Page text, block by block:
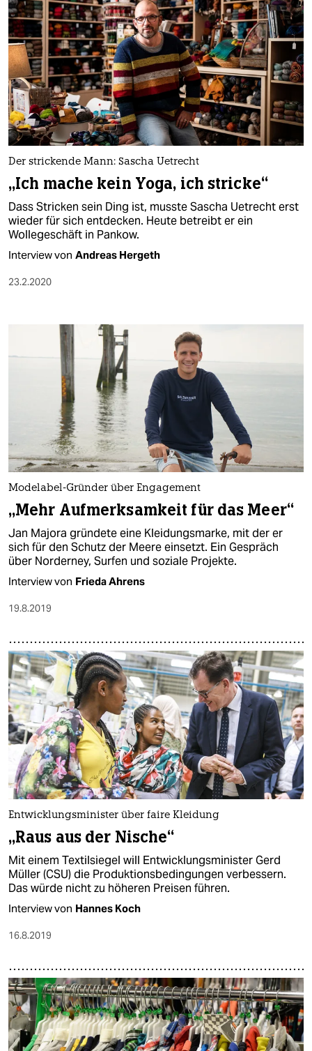
Der strickende Mann: Sascha Uetrecht
„Ich mache kein Yoga, ich stricke“
Dass Stricken sein Ding ist, musste Sascha Uetrecht erst
wieder für sich entdecken. Heute betreibt er ein
Wollegeschäft in Pankow.
Interview von Andreas Hergeth
23.2.2020
Modelabel-Gründer über Engagement
„Mehr Aufmerksamkeit für das Meer“
Jan Majora gründete eine Kleidungsmarke, mit der er
sich für den Schutz der Meere einsetzt. Ein Gespräch
über Norderney, Surfen und soziale Projekte.
Interview von Frieda Ahrens
19.8.2019
Entwicklungsminister über faire Kleidung
„Raus aus der Nische“
Mit einem Textilsiegel will Entwicklungs­­minister Gerd
Müller (CSU) die Produktionsbedingungen verbessern.
Das würde nicht zu höheren Preisen führen.
Interview von Hannes Koch
16.8.2019